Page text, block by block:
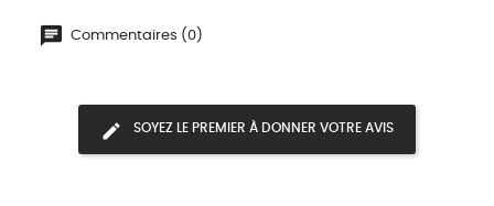
Commentaires (0)
SOYEZ LE PREMIER À DONNER VOTRE AVIS